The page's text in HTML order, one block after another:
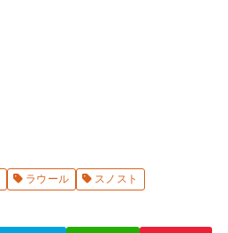
ラウール
スノスト